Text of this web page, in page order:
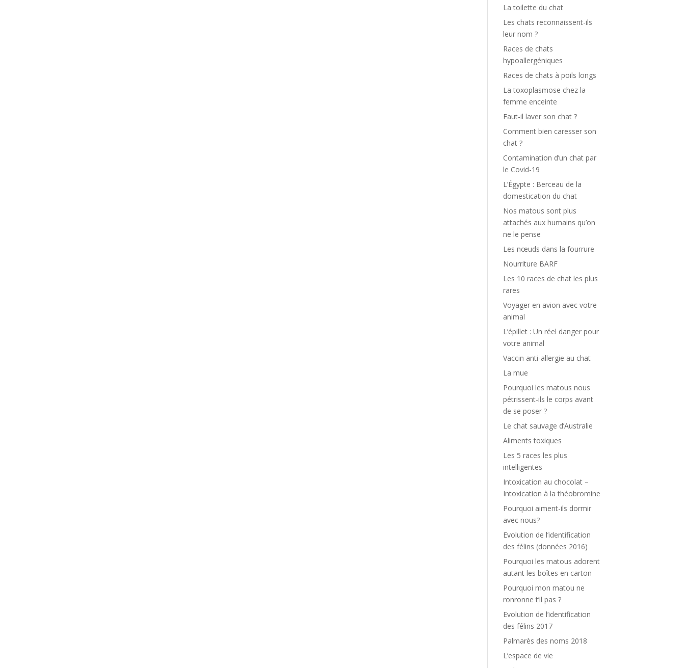
La toilette du chat
Les chats reconnaissent-ils
leur nom ?
Races de chats
hypoallergéniques
Races de chats à poils longs
La toxoplasmose chez la
femme enceinte
Faut-il laver son chat ?
Comment bien caresser son
chat ?
Contamination d’un chat par
le Covid-19
L’Égypte : Berceau de la
domestication du chat
Nos matous sont plus
attachés aux humains qu’on
ne le pense
Les nœuds dans la fourrure
Nourriture BARF
Les 10 races de chat les plus
rares
Voyager en avion avec votre
animal
L’épillet : Un réel danger pour
votre animal
Vaccin anti-allergie au chat
La mue
Pourquoi les matous nous
pétrissent-ils le corps avant
de se poser ?
Le chat sauvage d’Australie
Aliments toxiques
Les 5 races les plus
intelligentes
Intoxication au chocolat –
Intoxication à la théobromine
Pourquoi aiment-ils dormir
avec nous?
Evolution de l’identification
des félins (données 2016)
Pourquoi les matous adorent
autant les boîtes en carton
Pourquoi mon matou ne
ronronne t’il pas ?
Evolution de l’identification
des félins 2017
Palmarès des noms 2018
L’espace de vie